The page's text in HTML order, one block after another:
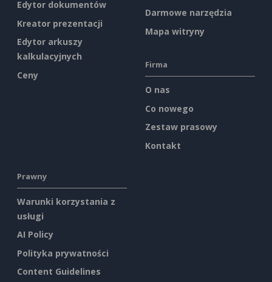
Edytor dokumentów
Kreator prezentacji
Edytor arkuszy
kalkulacyjnych
Ceny
Darmowe narzędzia
Mapa witryny
Firma
O nas
Co nowego
Zestaw prasowy
Kontakt
Prawny
Warunki korzystania z
usługi
AI Policy
Polityka prywatności
Content Guidelines